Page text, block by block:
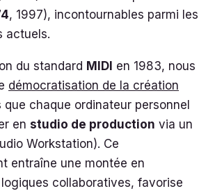
, 1997), incontournables parmi les
actuels.
du standard MIDI en 1983, nous
démocratisation de la création
que chaque ordinateur personnel
en studio de production via un
Workstation). Ce
entraîne une montée en
collaboratives, favorise